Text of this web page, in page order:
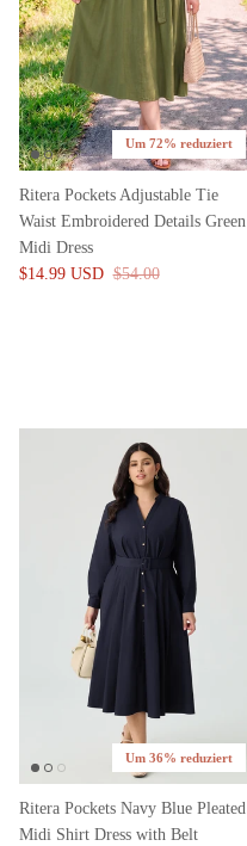
Um 72% reduziert
Ritera Pockets Adjustable Tie
Waist Embroidered Details Green
Midi Dress
$14.99 USD $54.00
Um 36% reduziert
Ritera Pockets Navy Blue Pleated
Midi Shirt Dress with Belt